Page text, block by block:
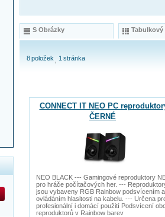
S Obrázky Tabulkový
8položek 1 stránka
CONNECT IT NEO PC
ČERNÉ
NEO BLACK --- Gamingové reproduktory
pro hráče počítačových her. ---
jsou vybaveny RGB Rainbow podsvícením a
ovládáním hlasitosti na kabelu. --- Určena
profesionální i domácí použití Podsvícení
reproduktorů v Rainbow barev